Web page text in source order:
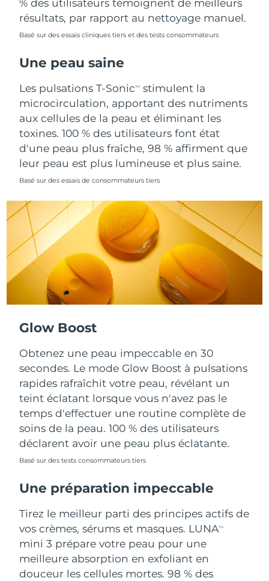
% des utilisateurs témoignent de meilleurs
résultats, par rapport au nettoyage manuel.
Basé sur des essais cliniques tiers et des tests consommateurs
Une peau saine
Les pulsations T-SonicTM
stimulent la
microcirculation, apportant des nutriments
aux cellules de la peau et éliminant les
toxines. 100 % des utilisateurs font état
d'une peau plus fraîche, 98 % affirment que
leur peau est plus lumineuse et plus saine.
Basé sur des essais de consommateurs tiers
Glow Boost
Obtenez une peau impeccable en 30
secondes. Le mode Glow Boost à pulsations
rapides rafraîchit votre peau, révélant un
teint éclatant lorsque vous n'avez pas le
temps d'effectuer une routine complète de
soins de la peau. 100 % des utilisateurs
déclarent avoir une peau plus éclatante.
Basé sur des tests consommateurs tiers
Une préparation impeccable
Tirez le meilleur parti des principes actifs de
vos crèmes, sérums et masques. LUNATM
mini 3 prépare votre peau pour une
meilleure absorption en exfoliant en
douceur les cellules mortes. 98 % des
Singapour Livraison estimée 8/12/26
Slovaquie Livraison estimée
Slovénie
Afrique du Sud Livraison estimée
Corée du Sud Livraison estimée8/12/26
Espagne Livraison estimée 8/10/26
Suède Livraison estimée
Suisse Livraison estimée
Taïwan Livraison estimée 8/15/26
Thaïlande Livraison estimée8/14/26
Turquie Livraison estimée8/11/26
Émirats arabes unis
Royaume-Uni Livraison estimée
États-Unis Livraison estimée
Ouzbékistan Livraison estimée8/15/26
Viêt Nam Livraison estimée